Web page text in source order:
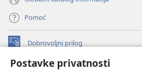
Postavke privatnosti
Pomoć
Dobrovoljni prilog
(otvara
novi
INTERNETSKA BIBLIOTEKA Watchtower